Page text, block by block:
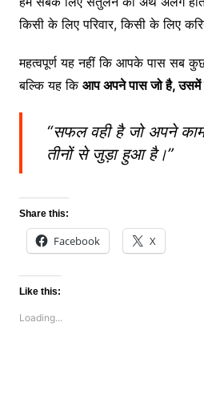
किसी के लिए परिवार, किसी के लिए
महत्वपूर्ण यह नहीं कि आपके पास सब
बल्कि यह कि आप अपने पास जो है, उसमें
“सफल वही है जो अपने
तीनों से जुड़ा हुआ है।”
Share this:
Facebook X
Like this:
Loading...